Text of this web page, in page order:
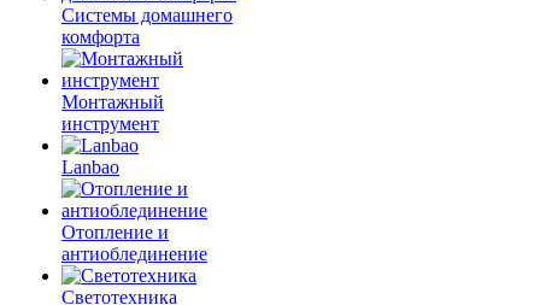
Системы домашнего
комфорта
Монтажный
инструмент
Lanbao
Отопление и
антиоблединение
Светотехника